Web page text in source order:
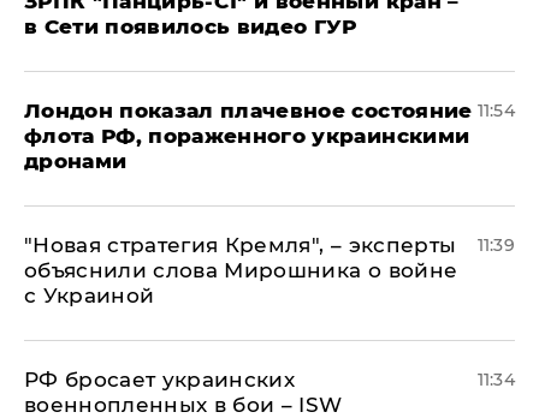
в Сети появилось видео ГУР
Лондон показал плачевное состояние
флота РФ, пораженного украинскими
дронами
11:54
"Новая стратегия Кремля", – эксперты
объяснили слова Мирошника о войне
с Украиной
11:39
РФ бросает украинских
военнопленных в бои – ISW
11:34